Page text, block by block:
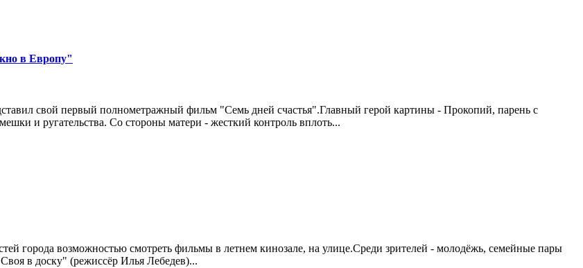
в Европу"
свой первый полнометражный фильм "Семь дней счастья".Главный герой картины - Прокопий, парень с
и ругательства. Со стороны матери - жесткий контроль вплоть...
города возможностью смотреть фильмы в летнем кинозале, на улице.Среди зрителей - молодёжь, семейные пары
в доску" (режиссёр Илья Лебедев)...